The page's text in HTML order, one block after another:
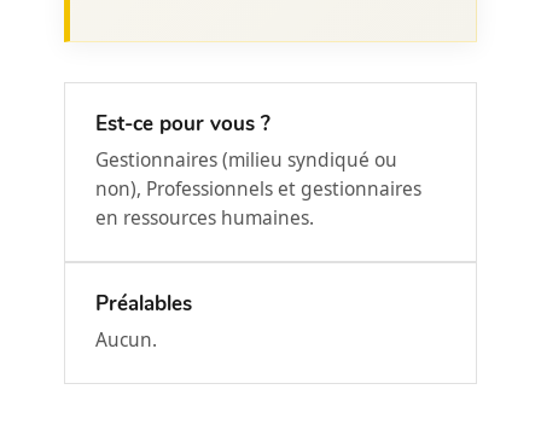
Est-ce pour vous ?
Gestionnaires (milieu syndiqué ou
non), Professionnels et gestionnaires
en ressources humaines.
Préalables
Aucun.